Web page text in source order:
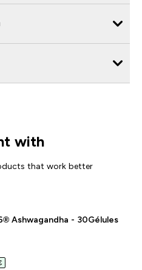
with
that work better
Ashwagandha - 30Gélules
price